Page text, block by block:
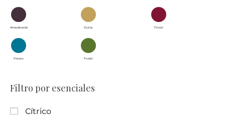
Amaderado Dulce Floral
Fresco Frutal
Filtro por esenciales
Cítrico